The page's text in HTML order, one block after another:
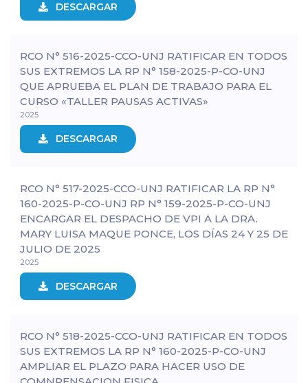
DESCARGAR
RCO N° 516-2025-CCO-UNJ RATIFICAR EN TODOS
SUS EXTREMOS LA RP N° 158-2025-P-CO-UNJ
QUE APRUEBA EL PLAN DE TRABAJO PARA EL
CURSO «TALLER PAUSAS ACTIVAS»
2025
DESCARGAR
RCO N° 517-2025-CCO-UNJ RATIFICAR LA RP N°
160-2025-P-CO-UNJ RP N° 159-2025-P-CO-UNJ
ENCARGAR EL DESPACHO DE VPI A LA DRA.
MARY LUISA MAQUE PONCE, LOS DÍAS 24 Y 25 DE
JULIO DE 2025
2025
DESCARGAR
RCO N° 518-2025-CCO-UNJ RATIFICAR EN TODOS
SUS EXTREMOS LA RP N° 160-2025-P-CO-UNJ
AMPLIAR EL PLAZO PARA HACER USO DE